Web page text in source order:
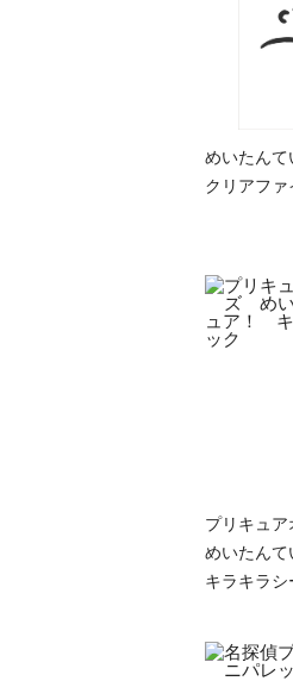
めいたん
クリアフ
プリキュ
めいたん
キラキラ